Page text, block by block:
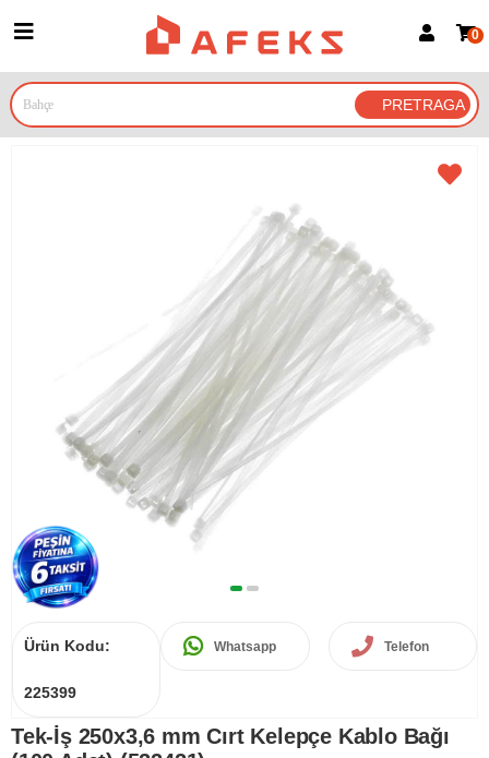
Prijava za članove
Prijavite se Google nalogom
0
Ürün Kodu:
225399
Whatsapp Telefon
Tek-İş 250x3,6 mm Cırt Kelepçe Kablo Bağı